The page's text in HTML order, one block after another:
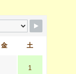
金 土
1